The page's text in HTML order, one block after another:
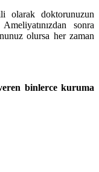
olarak doktorunuzun
sonra
olursa her zaman
binlerce kuruma